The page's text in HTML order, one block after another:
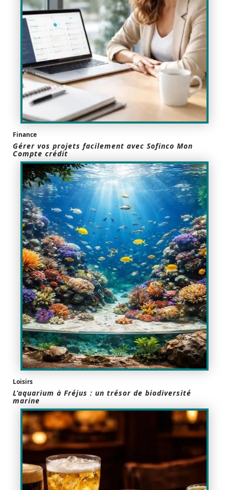
Finance
Gérer vos projets facilement avec Sofinco Mon
Compte crédit
Loisirs
L’aquarium à Fréjus : un trésor de biodiversité
marine